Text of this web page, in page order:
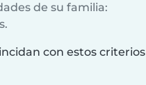
de su familia:
con estos criterios